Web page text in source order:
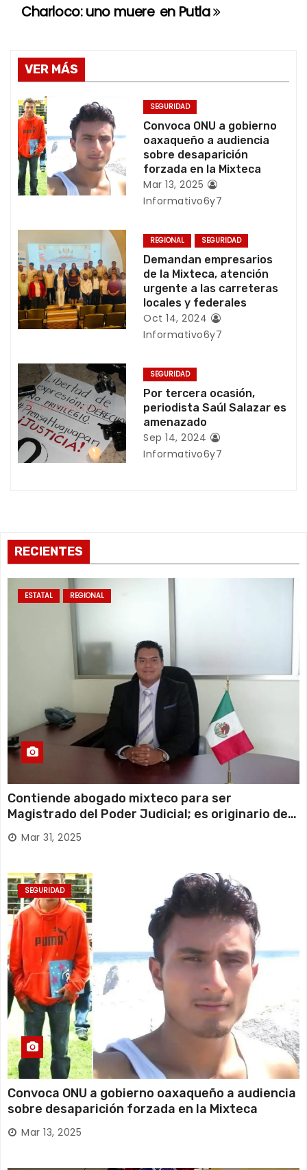
a
e
g
a
c
i
n
d
e
e
t
r
a
d
en Putla
Charloco: uno muere
VER MÁS
SEGURIDAD
Convoca ONU a gobierno
oaxaqueño a audiencia
sobre desaparición
forzada en la Mixteca
Mar 13, 2025
Informativo6y7
REGIONAL SEGURIDAD
Demandan empresarios
de la Mixteca, atención
urgente a las carreteras
locales y federales
Oct 14, 2024
Informativo6y7
SEGURIDAD
Por tercera ocasión,
periodista Saúl Salazar es
amenazado
Sep 14, 2024
Informativo6y7
RECIENTES
ESTATAL REGIONAL
Contiende abogado mixteco para ser
Magistrado del Poder Judicial; es originario de
Huajuapan de León
Mar 31, 2025
SEGURIDAD
Convoca ONU a gobierno oaxaqueño a audiencia
sobre desaparición forzada en la Mixteca
Mar 13, 2025